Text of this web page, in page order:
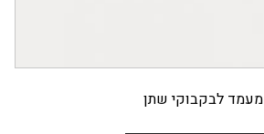
מעמד לבקבוקי שתן